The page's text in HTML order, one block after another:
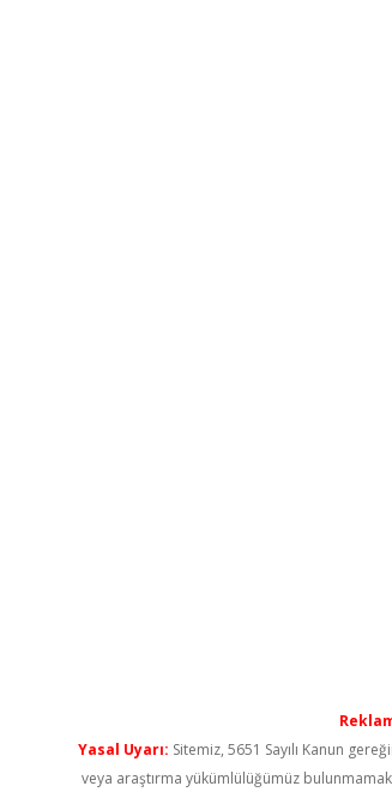
Yasal Uyarı: Sitemiz, 5651 Sayılı Kanun
veya araştırma yükümlülüğümüz